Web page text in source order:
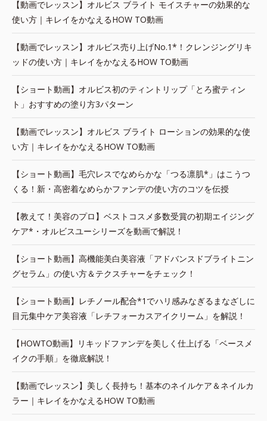
【動画でレッスン】オルビス ブライト モイスチャーの効果的な
使い方｜キレイをかなえるHOW TO動画
【動画でレッスン】オルビス売り上げNo.1*！クレンジングリキ
ッドの使い方｜キレイをかなえるHOW TO動画
【ショート動画】オルビス初のティントリップ「とろ蜜ティン
ト」おすすめの塗り方3パターン
【動画でレッスン】オルビス ブライト ローションの効果的な使
い方｜キレイをかなえるHOW TO動画
【ショート動画】毛穴レスでなめらかな「つる凛肌*」はこうつ
くる！新・高密着なめらかファンデの使い方のコツを伝授
【教えて！美容のプロ】ベストコスメ多数受賞の初期エイジング
ケア*・オルビスユーシリーズを動画で解説！
【ショート動画】高機能美白美容液「アドバンスドブライトニン
グセラム」の使い方＆テクスチャーをチェック！
【ショート動画】レチノール配合*1でハリ感みなぎるまなざしに
目元集中ケア美容液「レチフォーカスアイクリーム」を解説！
【HOWTO動画】リキッドファンデを美しく仕上げる「ベースメ
イクの手順」を徹底解説！
【動画でレッスン】美しく長持ち！基本のネイルケア＆ネイルカ
ラー｜キレイをかなえるHOW TO動画